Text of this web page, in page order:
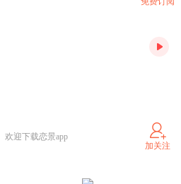
尔、英国驻中国大使、国家质检总
”葡萄酒。好了，现在就请您赶紧进
欢迎下载恋景app
加关注